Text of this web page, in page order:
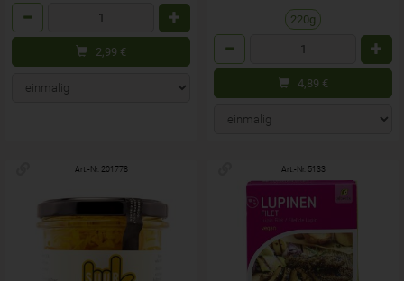
2,99 €
220g
4,89 €
Art.-Nr. 201778 Art.-Nr. 5133